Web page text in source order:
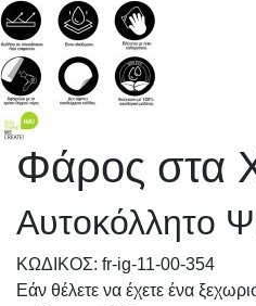
Φάρος στα
Αυτοκόλλητο
KΩΔΙΚΟΣ: fr-ig-11-00-354
Εάν θέλετε να έχετε ένα